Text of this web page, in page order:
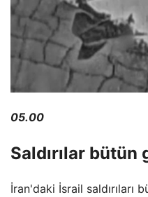
05.00
Saldırılar bütün
İran'daki İsrail saldırıları